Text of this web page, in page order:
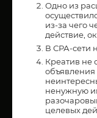
Одно из
из-за чего
действие,
В СРА-сети
Креатив не
ненужную
целевых